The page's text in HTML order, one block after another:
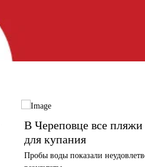
В Череповце все
для купания
Пробы воды показали